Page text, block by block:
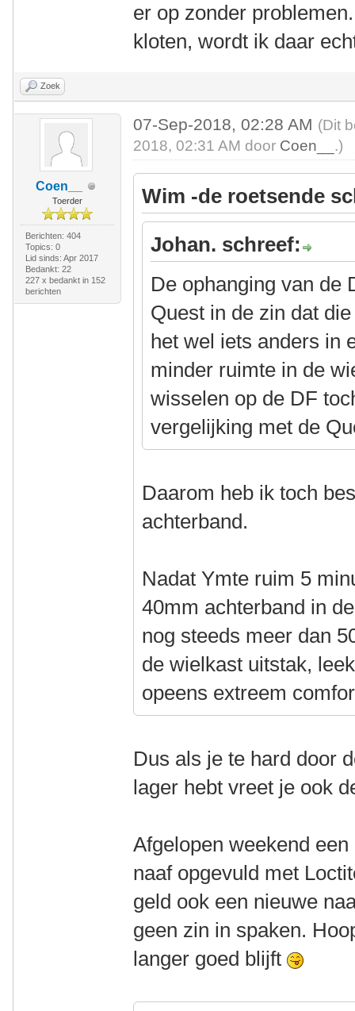
er op zonder
kloten, wordt ik daar
Zoek
Coen__
Toerder
Berichten: 404
Topics: 0
Lid sinds: Apr 2017
Bedankt: 22
227 x bedankt in 152
berichten
07-Sep-2018, 02:28 AM (Dit
2018, 02:31 AM door Coen__ .)
Wim -de roetsende
Johan. schreef:
De ophanging van de
Quest in de zin dat
het wel iets anders in
minder ruimte in de
wisselen op de DF
vergelijking met de
Daarom heb ik toch
achterband.
Nadat Ymte ruim 5
40mm achterband in
nog steeds meer dan
de wielkast uitstak,
opeens extreem
Dus als je te hard door
lager hebt vreet je ook
Afgelopen weekend
naaf opgevuld met
geld ook een nieuwe
geen zin in spaken.
langer goed blijft